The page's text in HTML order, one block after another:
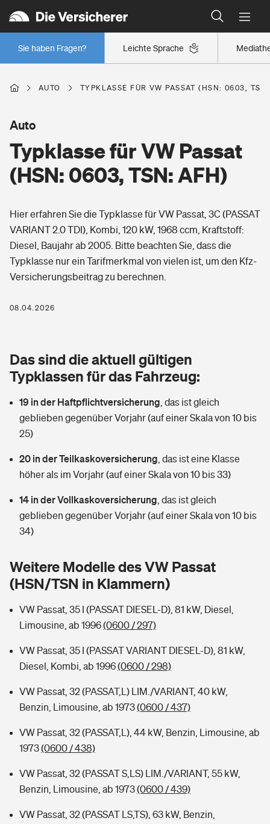
Leichte Sprache
Sie haben Fragen?
Wer versichert was: Jetzt Versicherer finden
Regionalklassen: So ist Ihre Region eingestuft
Wer versichert was: Jetzt Versicherer finden
Berufsunfähigkeitsversicherung
Erwerbsunfähigkeitsversicherung
Grundfähigkeitsversicherung
Arbeitsrechtsschutz
Berufshaftpflichtversicherung
Zur Übersicht
Tools
Wer versichert was: Jetzt Versicherer finden
Sie haben Fragen?
Wohnen
Elementarversicherung
Glasversicherung
Mietkautionsversicherung
Restkreditversicherung
Tools
Hochwasser-Check: Wie gefährdet ist Ihr Haus?
Sie haben Fragen?
Freizeit
Pri­vate Haft­pflicht­
Kinderunfall­ver­si­che­rung
Kinderinvalidität
Hundehalter-Haftpflicht
Handyversicherung
Private Cyberversicherung
Zur Übersicht
Kinderunfall-Check: Mehr Sicherheit für deine Kids
Typklassen: So ist Ihr Auto eingestuft
Sie haben Fragen?
Gesundheit
Private Krankenversicherung
Dread-Disease-Versicherung
Tierkrankenversicherung
Zur Übersicht
Tools
Wer versichert was: Jetzt Versicherer finden
Rentenrechner: Wie viel Geld bekomme ich im Alter?
AUTO TYPKLASSE FÜR VW PASSAT (HSN: 0603,
Typklasse für VW Passat
(HSN: 0603, TSN: AFH)
Auto
Hier erfahren Sie die Typklasse für VW Passat, 3C (PASSAT
VARIANT 2.0 TDI), Kombi, 120 kW, 1968 ccm, Kraftstoff:
Diesel, Baujahr ab 2005. Bitte beachten Sie, dass die
Typklasse nur ein Tarifmerkmal von vielen ist, um den Kfz-
Versicherungsbeitrag zu berechnen.
08.04.2026
Das sind die aktuell gültigen
Typklassen für das Fahrzeug:
19 in der Haftpflichtversicherung das ist gleich
geblieben gegenüber Vorjahr (auf einer Skala von 10 bis
25)
20 in der Teilkaskoversicherung das ist eine Klasse
höher als im Vorjahr (auf einer Skala von 10 bis 33)
14 in der Vollkaskoversicherung das ist gleich
geblieben gegenüber Vorjahr (auf einer Skala von 10 bis
34)
Weitere Modelle des VW Passat
(HSN/TSN in Klammern)
VW Passat, 35 I (PASSAT DIESEL-D), 81 kW, Diesel,
Limousine, ab 1996(0600 / 297)
VW Passat, 35 I (PASSAT VARIANT DIESEL-D), 81 kW,
Diesel, Kombi, ab 1996(0600 / 298)
VW Passat, 32 (PASSAT,L) LIM./VARIANT, 40 kW,
Benzin, Limousine, ab 1973(0600 / 437)
VW Passat, 32 (PASSAT,L), 44 kW, Benzin, Limousine, ab
1973(0600 / 438)
VW Passat, 32 (PASSAT S,LS) LIM./VARIANT, 55 kW,
Benzin, Limousine, ab 1973(0600 / 439)
VW Passat, 32 (PASSAT LS,TS), 63 kW, Benzin,